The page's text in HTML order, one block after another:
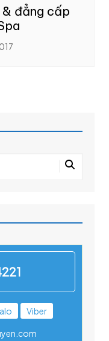
đẳng cấp
Viber